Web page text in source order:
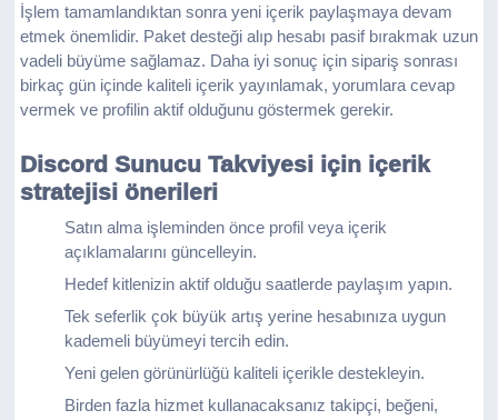
İşlem tamamlandıktan sonra yeni içerik paylaşmaya devam
etmek önemlidir. Paket desteği alıp hesabı pasif bırakmak uzun
vadeli büyüme sağlamaz. Daha iyi sonuç için sipariş sonrası
birkaç gün içinde kaliteli içerik yayınlamak, yorumlara cevap
vermek ve profilin aktif olduğunu göstermek gerekir.
Discord Sunucu Takviyesi için içerik
stratejisi önerileri
Satın alma işleminden önce profil veya içerik
açıklamalarını güncelleyin.
Hedef kitlenizin aktif olduğu saatlerde paylaşım yapın.
Tek seferlik çok büyük artış yerine hesabınıza uygun
kademeli büyümeyi tercih edin.
Yeni gelen görünürlüğü kaliteli içerikle destekleyin.
Birden fazla hizmet kullanacaksanız takipçi, beğeni,